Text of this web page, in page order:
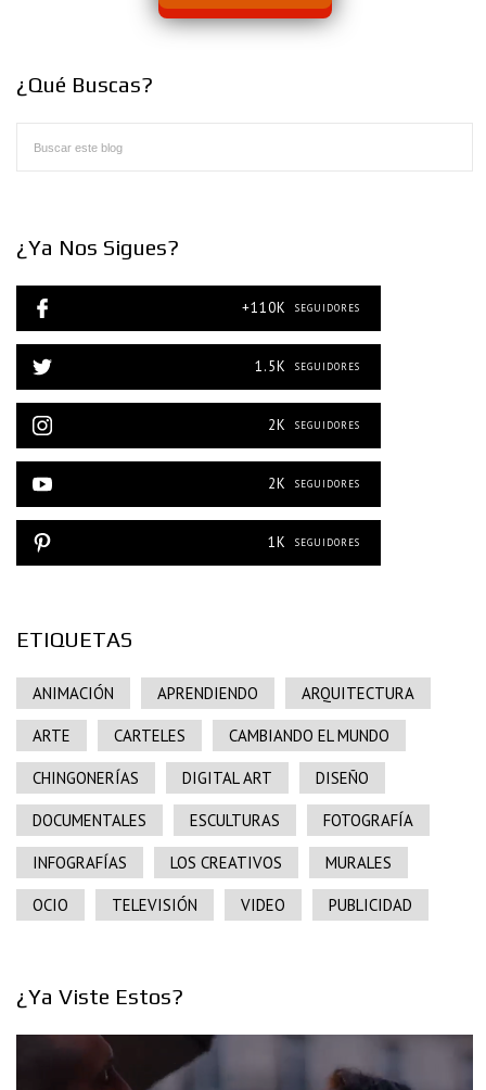
¿Qué Buscas?
¿Ya Nos Sigues?
+110K SEGUIDORES
1.5K SEGUIDORES
2K SEGUIDORES
2K SEGUIDORES
1K SEGUIDORES
ETIQUETAS
ANIMACIÓN APRENDIENDO ARQUITECTURA
ARTE CARTELES CAMBIANDO EL MUNDO
CHINGONERÍAS DIGITAL ART DISEÑO
DOCUMENTALES ESCULTURAS FOTOGRAFÍA
INFOGRAFÍAS LOS CREATIVOS MURALES
OCIO TELEVISIÓN VIDEO PUBLICIDAD
¿Ya Viste Estos?